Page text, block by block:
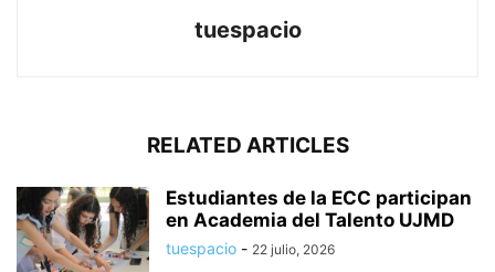
tuespacio
RELATED ARTICLES
Estudiantes de la ECC participan
en Academia del Talento UJMD
tuespacio - 22 julio, 2026